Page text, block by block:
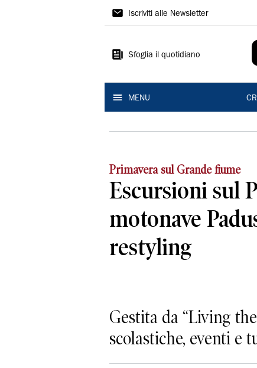
Gazzetta
Reggio
Iscriviti alle Newsletter
Sfoglia il quotidiano
MENU
Primavera sul Grande fiume
Escursioni sul
motonave
restyling
Gestita da “Living
scolastiche, eventi e